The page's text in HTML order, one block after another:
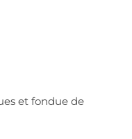
et fondue de